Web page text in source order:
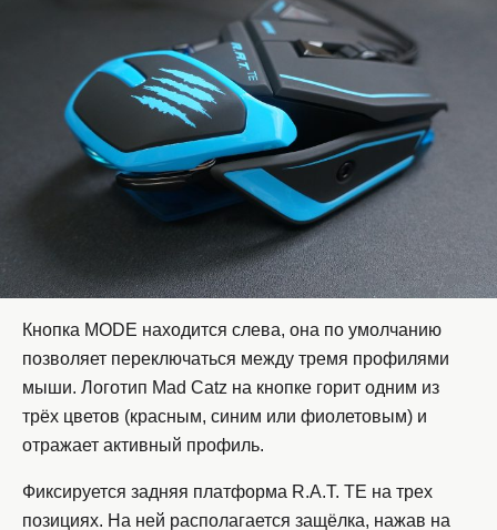
Кнопка MODE находится слева, она по умолчанию
позволяет переключаться между тремя профилями
мыши. Логотип Mad Catz на кнопке горит одним из
трёх цветов (красным, синим или фиолетовым) и
отражает активный профиль.
Фиксируется задняя платформа R.A.T. TE на трех
позициях. На ней располагается защёлка, нажав на